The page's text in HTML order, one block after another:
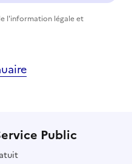
l'information légale et
Public